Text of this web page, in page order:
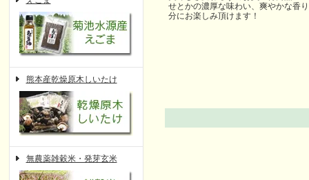
熊本産乾燥原木しいたけ
無農薬雑穀米・発芽玄米
せとかの濃厚な味わい、爽やかな香
分にお楽しみ頂けます！